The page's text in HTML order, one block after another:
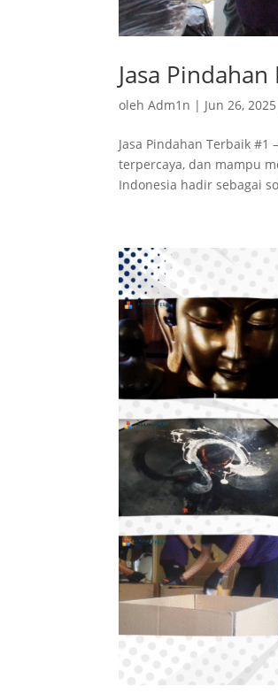
Jasa
olehAdm1n | Jun 26, 2025
Jasa Pindahan Terbaik
terpercaya, dan mampu
Indonesia hadir sebagai